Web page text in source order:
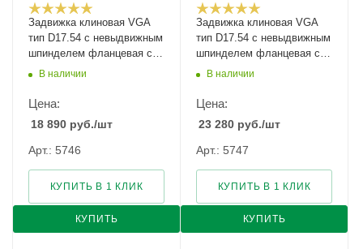
Задвижка клиновая VGA
тип D17.54 с невыдвижным
шпинделем фланцевая с
указателем положения
В наличии
Цена:
18 890 руб./шт
Арт.: 5746
КУПИТЬ
КУПИТЬ В 1 КЛИК
Задвижка клиновая VGA
тип D17.54 с невыдвижным
шпинделем фланцевая с
указателем положения
В наличии
Цена:
23 280 руб./шт
Арт.: 5747
КУПИТЬ
КУПИТЬ В 1 КЛИК